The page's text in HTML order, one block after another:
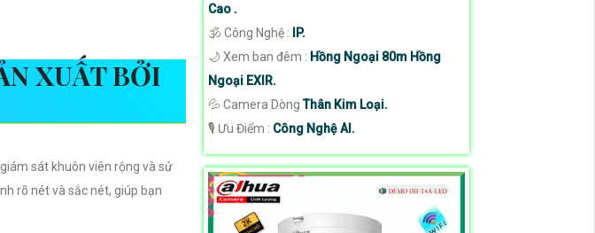
XUẤT BỞI
sát khuôn viên rộng và sử
rõ nét và sắc nét, giúp bạn
Cao .
🕉️ Công Nghệ : IP.
🌙 Xem ban đêm : Hồng Ngoại 80m Hồng
Ngoại EXIR.
💦 Camera DòngThân Kim Loại.
️🎙 Ưu Điểm : Công Nghệ AI.